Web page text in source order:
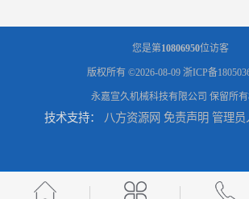
河北气动球阀厂家 Y型换向阀 广东管路换
您是第10806950位访客
版权所有 ©2026-08-09 浙ICP备
永嘉宣久机械科技有限公司 保留所有
技术支持： 八方资源网 免责声明 管理员